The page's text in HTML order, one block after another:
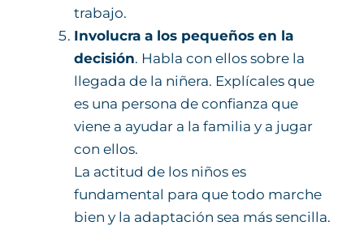
trabajo.
Involucra a los pequeños en la
decisión. Habla con ellos sobre la
llegada de la niñera. Explícales que
es una persona de confianza que
viene a ayudar a la familia y a jugar
con ellos.
La actitud de los niños es
fundamental para que todo marche
bien y la adaptación sea más sencilla.